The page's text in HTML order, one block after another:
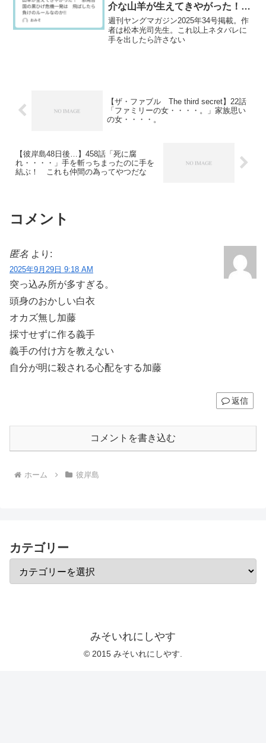
介な山羊が生えてきやがった！
邪馬台国の黒ひげ危機一発は 飛
ばしたら負けのルールなのか!!
週刊ヤングマガジン2025年34号掲載。作
者は松本光司先生。これ以上ネタバレに
手を出したら許さない
【ザ・ファブル The third secret】22話
「ファミリーの女・・・・。」家族思い
の女・・・・。
【彼岸島48日後…】458話「死に腐
れ・・・・」手を斬っちまったのに手を
結ぶ！ これも仲間の為ってやつだな
コメント
匿名 より:
2025年9月29日 9:18 AM
突っ込み所が多すぎる。
頭身のおかしい白衣
オカズ無し加藤
採寸せずに作る義手
義手の付け方を教えない
自分が明に殺される心配をする加藤
返信
コメントを書き込む
ホーム 彼岸島
カテゴリー
みそいれにしやす
© 2015 みそいれにしやす.